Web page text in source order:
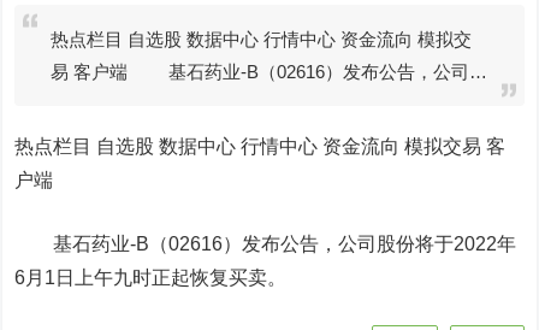
热点栏目 自选股 数据中心 行情中心 资金流向 模拟交
易 客户端 基石药业-B（02616）发布公告，公司…
热点栏目 自选股 数据中心 行情中心 资金流向 模拟交易 客
户端
基石药业-B（02616）发布公告，公司股份将于2022年
6月1日上午九时正起恢复买卖。